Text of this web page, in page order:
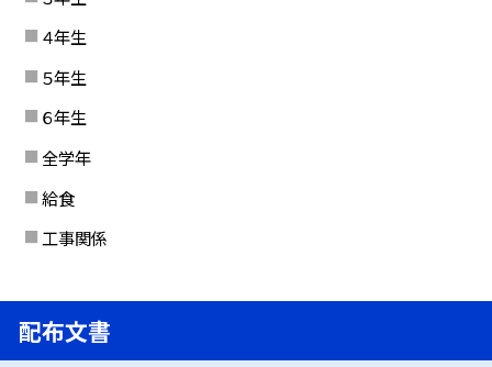
４年生
５年生
６年生
全学年
給食
工事関係
配布文書